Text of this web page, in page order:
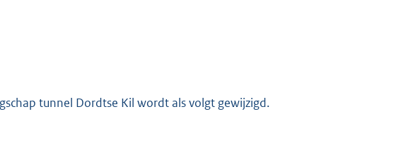
tunnel Dordtse Kil wordt als volgt gewijzigd.